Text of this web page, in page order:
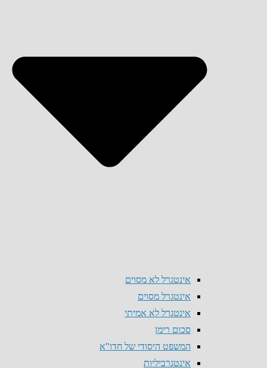
אינטגרל לא מסוים
אינטגרל מסוים
אינטגרל לא אמיתי
סכום רימן
המשפט היסודי של חדו"א
אינטגרביליות